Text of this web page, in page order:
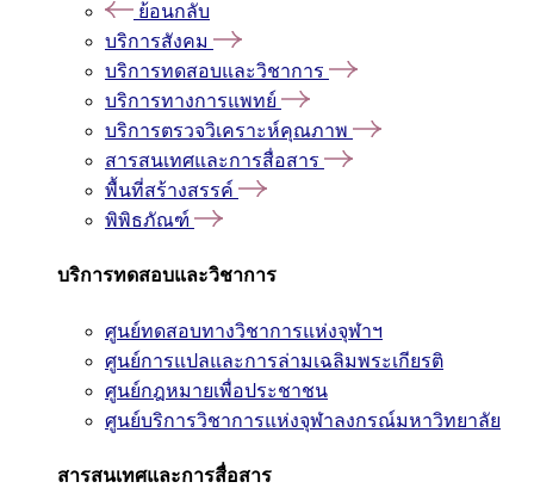
ย้อนกลับ
บริการสังคม
บริการทดสอบและวิชาการ
บริการทางการแพทย์
บริการตรวจวิเคราะห์คุณภาพ
สารสนเทศและการสื่อสาร
พื้นที่สร้างสรรค์
พิพิธภัณฑ์
บริการทดสอบและวิชาการ
ศูนย์ทดสอบทางวิชาการแห่งจุฬาฯ
ศูนย์การแปลและการล่ามเฉลิมพระเกียรติ
ศูนย์กฎหมายเพื่อประชาชน
ศูนย์บริการวิชาการแห่งจุฬาลงกรณ์มหาวิทยาลัย
สารสนเทศและการสื่อสาร